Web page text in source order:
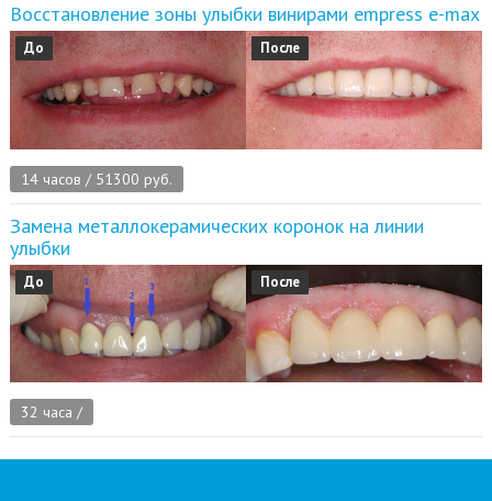
Восстановление зоны улыбки винирами empress e-max
До После
14 часов / 51300 руб.
Замена металлокерамических коронок на линии
улыбки
До После
32 часа /